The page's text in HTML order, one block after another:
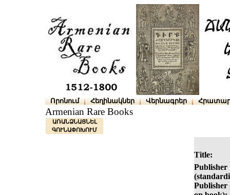
Որոնում Հեղինակներ Վերնագրեր
Armenian Rare Books
ԱՌԱՆՁՆԱՑՆԵԼ
ԳՈՒՆԱՓՈԽՈՒՄ
Title:
Publisher
Publisher